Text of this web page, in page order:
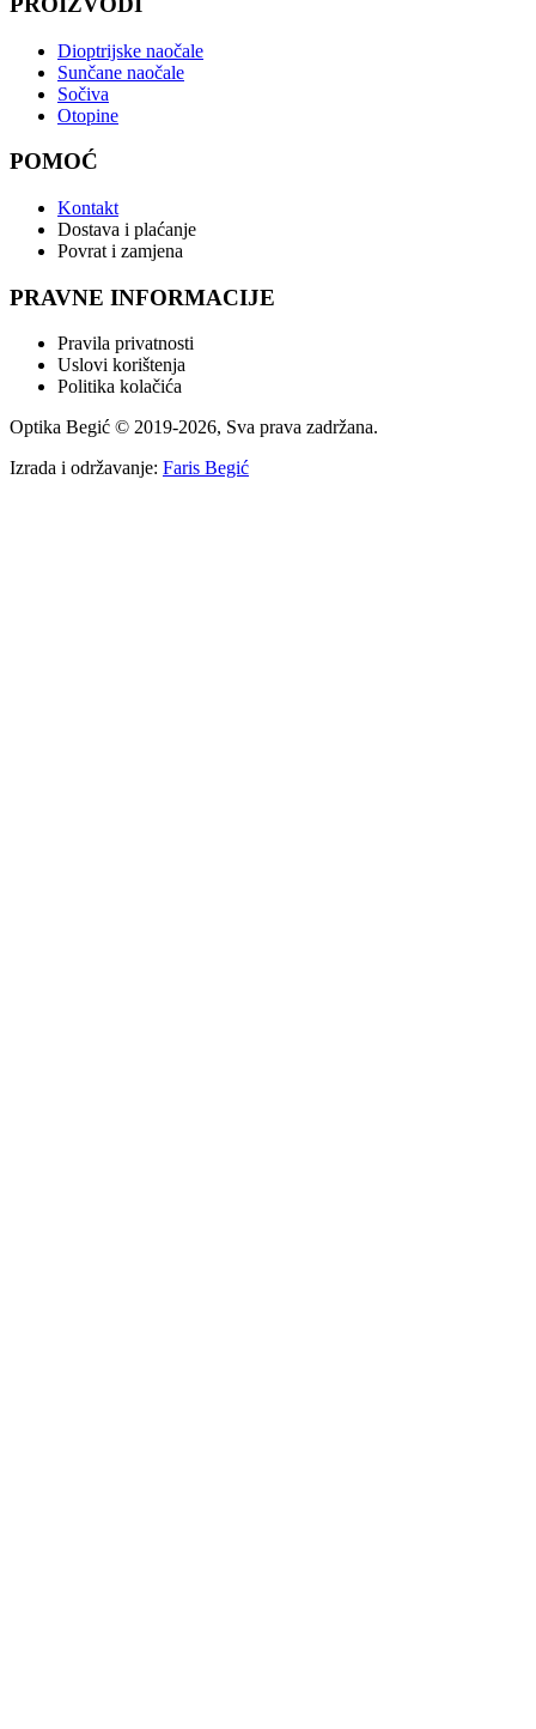
Dioptrijske naočale
Sunčane naočale
Sočiva
Otopine
POMOĆ
Kontakt
Dostava i plaćanje
Povrat i zamjena
PRAVNE INFORMACIJE
Pravila privatnosti
Uslovi korištenja
Politika kolačića
Optika Begić © 2019-2026, Sva prava zadržana.
Izrada i održavanje: Faris Begić